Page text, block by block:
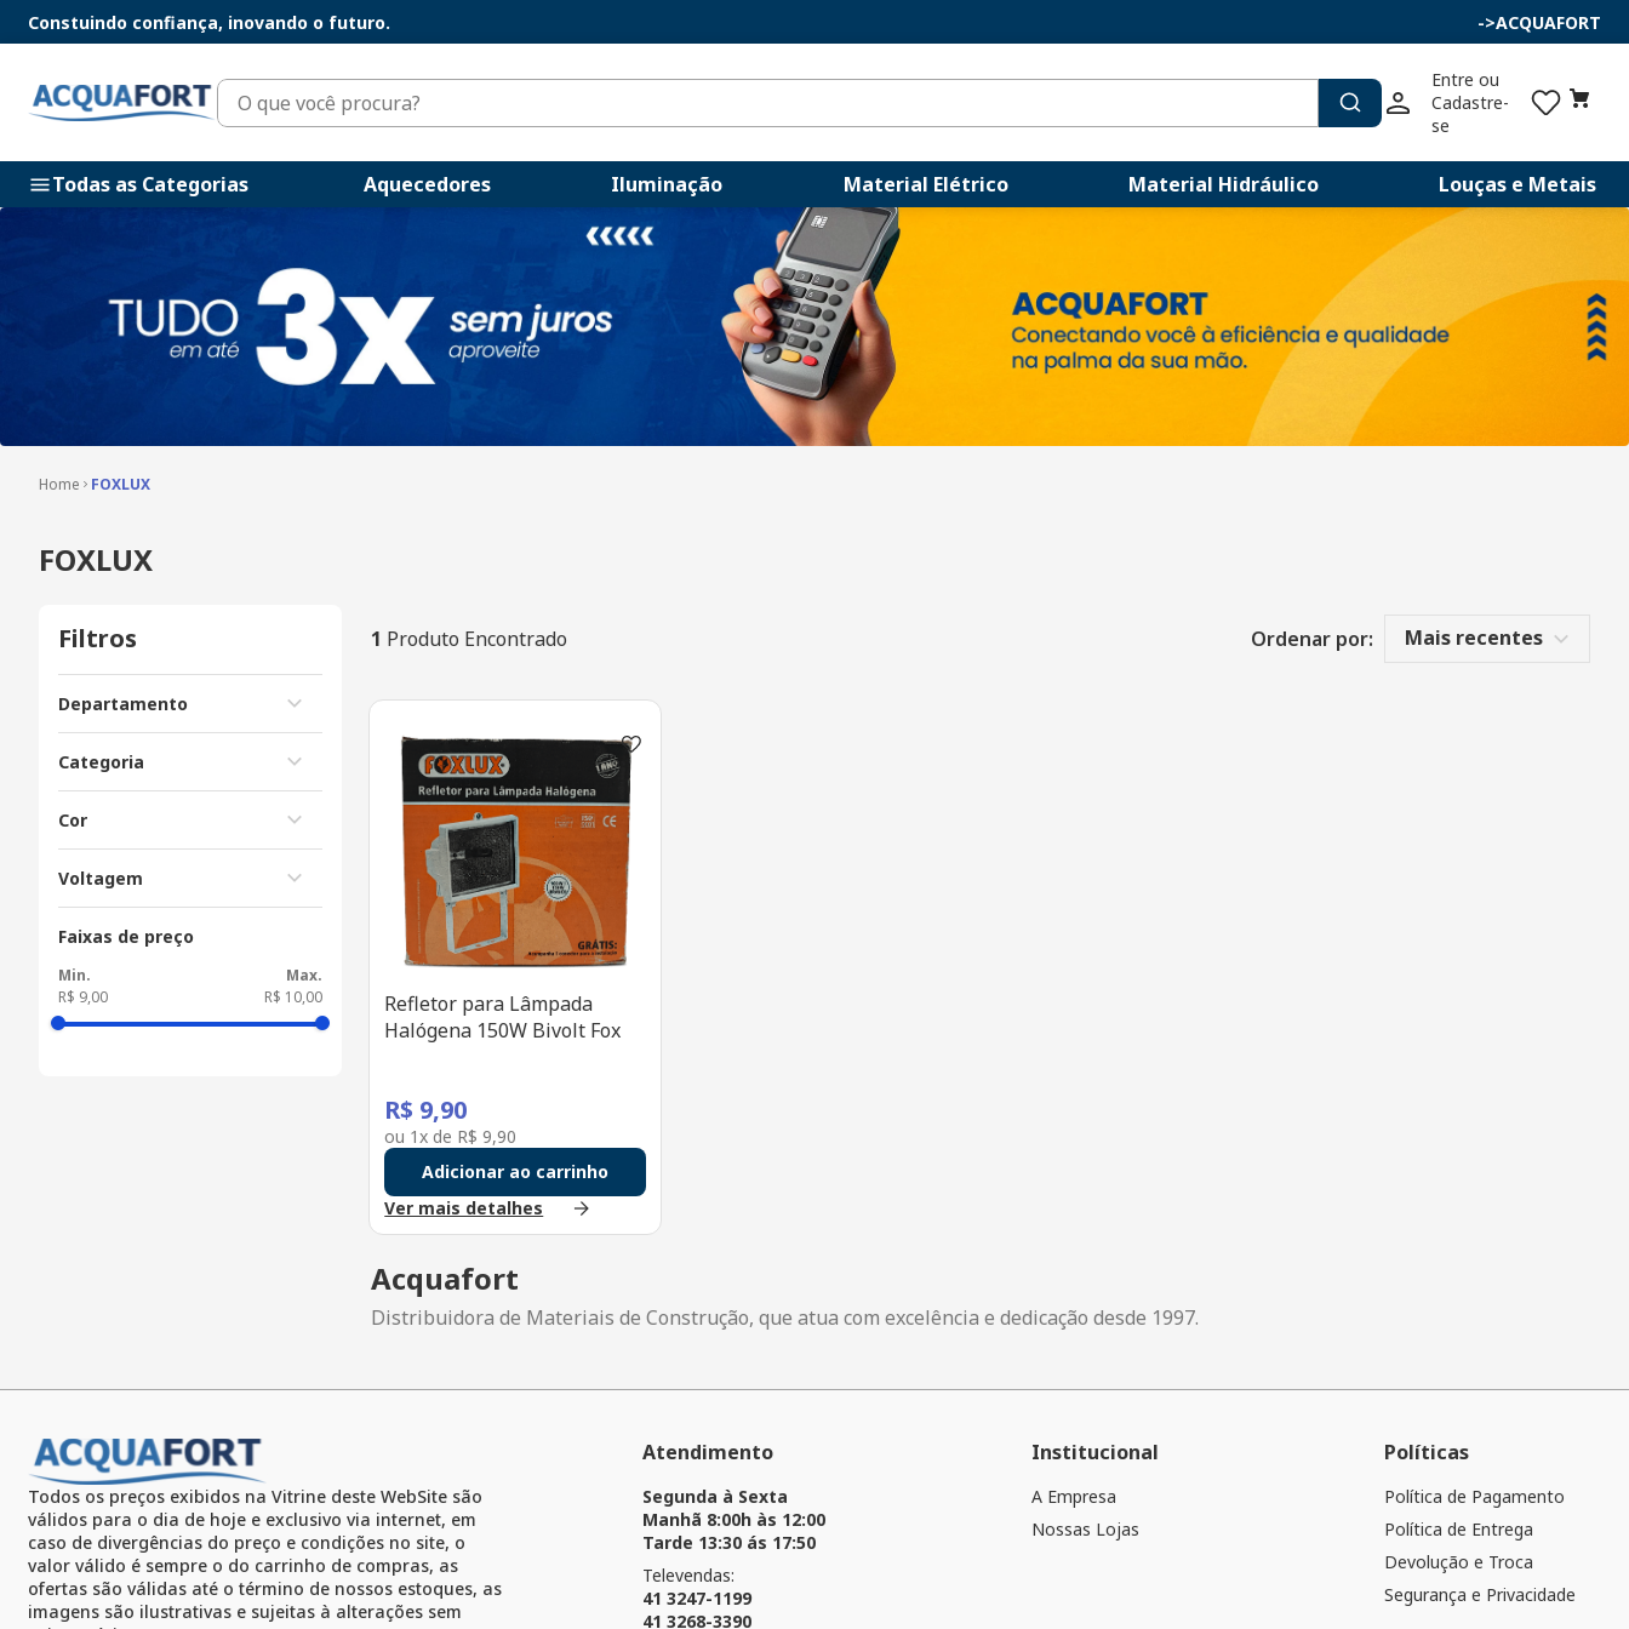
Constuindo confiança, inovando o futuro. ->ACQUAFORT
O que você procura?
Entre ou
Cadastre-
se
Todas as Categorias Aquecedores Iluminação Material Elétrico Material Hidráulico Louças e Metais
FOXLUX
FOXLUX
Filtros
Departamento
Categoria
Cor
Voltagem
Faixas de preço
R$ 9,00 R$ 10,00
1 Produto Encontrado Ordenar por: Mais recentes
Refletor para Lâmpada
Halógena 150W Bivolt Fox
R$ 9,90
ou 1x de R$ 9,90
Adicionar ao carrinho
Ver mais detalhes
Acquafort
Distribuidora de Materiais de Construção, que atua com excelência e dedicação desde 1997.
Todos os preços exibidos na Vitrine deste WebSite são
válidos para o dia de hoje e exclusivo via internet, em
caso de divergências do preço e condições no site, o
valor válido é sempre o do carrinho de compras, as
ofertas são válidas até o término de nossos estoques, as
imagens são ilustrativas e sujeitas à alterações sem
Atendimento
Segunda à Sexta
Manhã 8:00h às 12:00
Tarde 13:30 ás 17:50
Televendas:
41 3247-1199
41 3268-3390
Institucional
A Empresa
Nossas Lojas
Políticas
Política de Pagamento
Política de Entrega
Devolução e Troca
Segurança e Privacidade